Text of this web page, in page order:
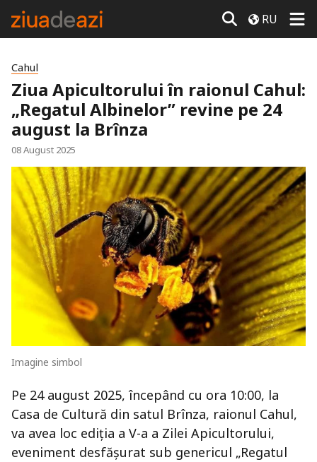
RU
Cahul
Ziua Apicultorului în raionul Cahul:
„Regatul Albinelor” revine pe 24
august la Brînza
08 August 2025
Imagine simbol
Pe 24 august 2025, începând cu ora 10:00, la
Casa de Cultură din satul Brînza, raionul Cahul,
va avea loc ediția a V-a a Zilei Apicultorului,
eveniment desfășurat sub genericul „Regatul